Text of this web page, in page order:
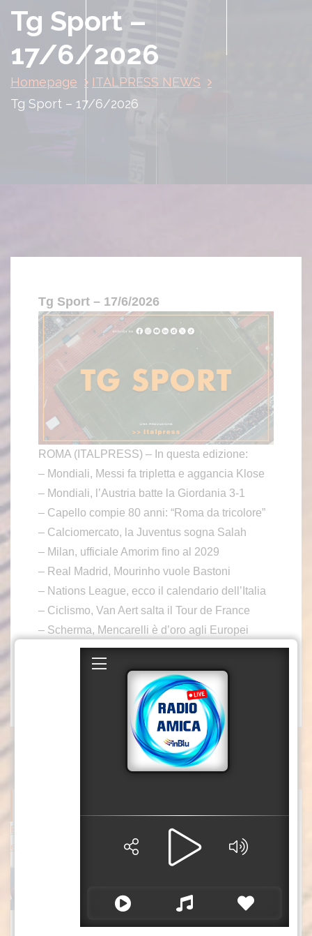
Tg Sport –
17/6/2026
Homepage
ITALPRESS NEWS
Tg Sport – 17/6/2026
Tg Sport – 17/6/2026
ROMA (ITALPRESS) – In questa edizione:
– Mondiali, Messi fa tripletta e aggancia Klose
– Mondiali, l’Austria batte la Giordania 3-1
– Capello compie 80 anni: “Roma da tricolore”
– Calciomercato, la Juventus sogna Salah
– Milan, ufficiale Amorim fino al 2029
– Real Madrid, Mourinho vuole Bastoni
– Nations League, ecco il calendario dell’Italia
– Ciclismo, Van Aert salta il Tour de France
– Scherma, Mencarelli è d’oro agli Europei
– Endas, Opes e Acsi lanciano Carta Verde per
sport più sostenibile
Esordio ok per Musetti al Masters 1000 di Montreal, sconfitto M
ejia in due set
Ai sedicesimi di finale il n°13 del ranking Atp